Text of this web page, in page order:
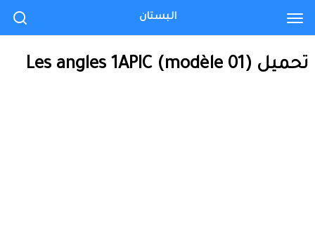
تحميل Les angles 1APIC (modèle 01)
البستان